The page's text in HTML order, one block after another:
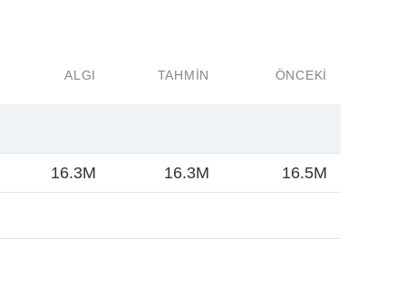
ALGI TAHMIN ÖNCEKI
16.3M 16.3M 16.5M